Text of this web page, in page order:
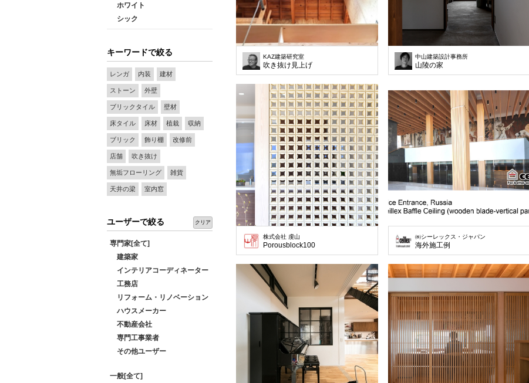
ホワイト
シック
キーワードで絞る
レンガ 内装 建材
ストーン 外壁
ブリックタイル 壁材
床タイル 床材 植栽 収納
ブリック 飾り棚 改修前
店舗 吹き抜け
無垢フローリング 雑貨
天井の梁 室内窓
ユーザーで絞る クリア
専門家[全て]
建築家
インテリアコーディネーター
工務店
リフォーム・リノベーション
ハウスメーカー
不動産会社
専門工事業者
その他ユーザー
一般[全て]
KAZ建築研究室
吹き抜け見上げ
中山建築設計事務所
山陵の家
株式会社 虔山
Porousblock100
㈱シーレックス・ジャパン
海外施工例